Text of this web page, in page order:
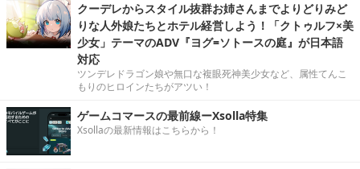
クーデレからスタイル抜群お姉さんまでよりどりみど
りな人外娘たちとホテル経営しよう！「クトゥルフ×美
少女」テーマのADV『ヨグ=ソトースの庭』が日本語
対応
ツンデレドラゴン娘や無口な複眼死神美少女など、属性てんこ
もりのヒロインたちがアツい！
ゲームコマースの最前線ーXsolla特集
Xsollaの最新情報はこちらから！